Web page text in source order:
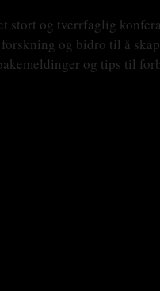
stort og tverrfaglig
og bidro til å
og tips til